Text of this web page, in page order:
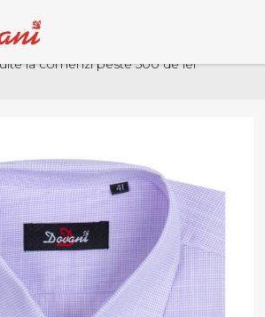
la comenzi peste 500 de lei